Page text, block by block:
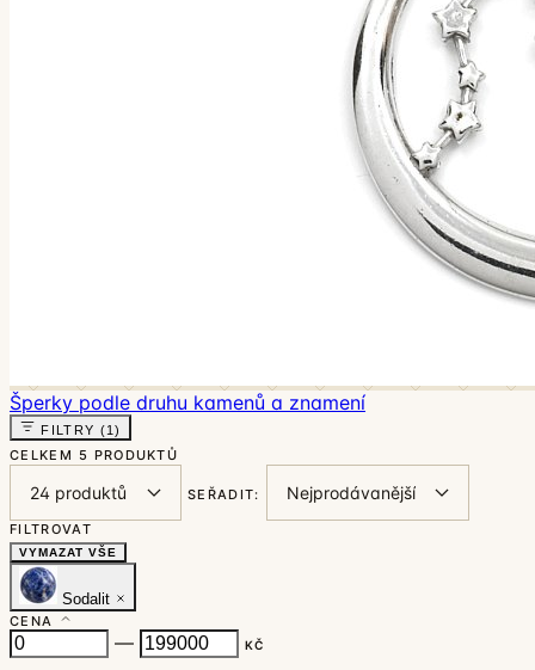
Šperky podle druhu kamenů a znamení
FILTRY (1)
CELKEM 5 PRODUKTŮ
SEŘADIT:
FILTROVAT
VYMAZAT VŠE
Sodalit
CENA
— KČ